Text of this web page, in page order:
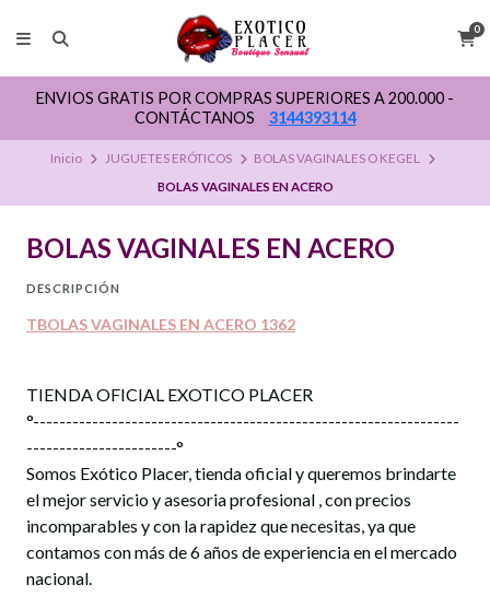
0
ENVIOS GRATIS POR COMPRAS SUPERIORES A 200.000 -
CONTÁCTANOS
3144393114
Inicio JUGUETES ERÓTICOS
BOLAS VAGINALES O KEGEL
BOLAS VAGINALES EN ACERO
BOLAS VAGINALES EN ACERO
DESCRIPCIÓN
TBOLAS VAGINALES EN ACERO 1362
TIENDA OFICIAL EXOTICO PLACER
°-----------------------------------------------------------------
-----------------------°
Somos Exótico Placer, tienda oficial y queremos brindarte
el mejor servicio y asesoria profesional , con precios
incomparables y con la rapidez que necesitas, ya que
contamos con más de 6 años de experiencia en el mercado
nacional.